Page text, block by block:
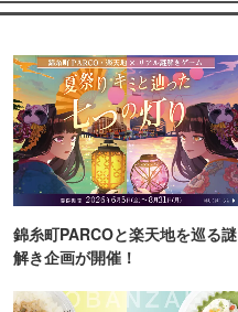
錦糸町PARCOと楽天地を巡る謎
解き企画が開催！